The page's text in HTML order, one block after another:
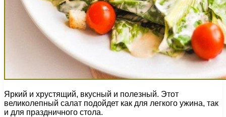
Яркий и хрустящий, вкусный и полезный. Этот
великолепный салат подойдет как для легкого ужина, так
и для праздничного стола.